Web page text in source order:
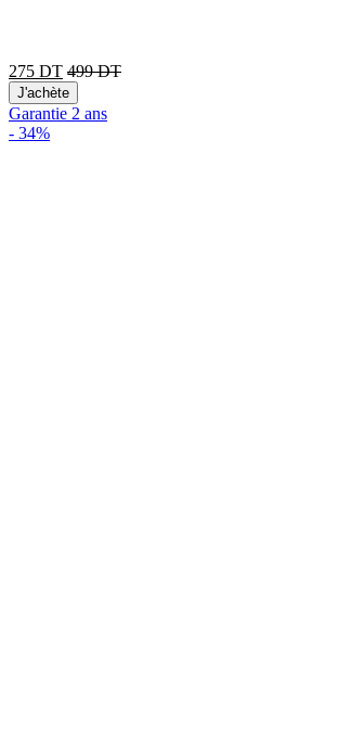
275 DT 499DT
J'achète
Garantie 2 ans
- 34%